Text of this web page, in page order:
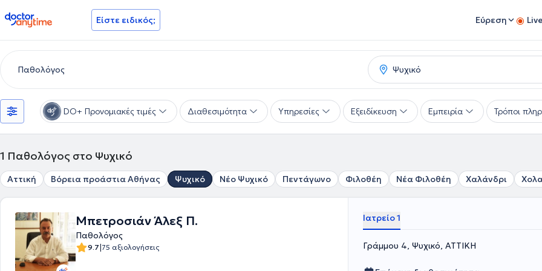
doctoranytime Είστε ειδικός; Εύρεση
DO+ Προνομιακές τιμές Διαθεσιμότητα Υπηρεσίες Εξειδίκευση Εμπειρία Τρόποι
1 Παθολόγος στο Ψυχικό
Αττική Βόρεια προάστια Αθήνας Ψυχικό Νέο Ψυχικό Πεντάγωνο Φιλοθέη Νέα Φιλοθέη Χαλάνδρι
Μπετροσιάν Άλεξ Π.
Παθολόγος
9.7|75 αξιολογήσεις
Ιατρείο 1
Γράμμου 4, Ψυχικό, ΑΤΤΙΚΗ